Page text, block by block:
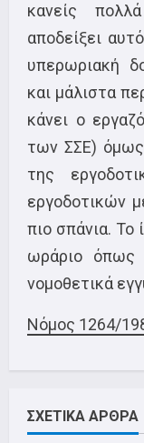
κανείς
αποδείξει
υπερωριακή
και μάλιστα
κάνει ο
των ΣΣΕ)
της
εργοδοτικών
πιο σπάνια. Το
ωράριο όπως
νομοθετικά
Νόμος 1264/
ΣΧΕΤΙΚΑ ΑΡΘΡΑ